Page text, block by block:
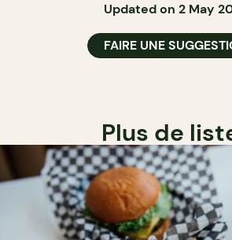
Updated on 2 May
FAIRE UNE
Plus de